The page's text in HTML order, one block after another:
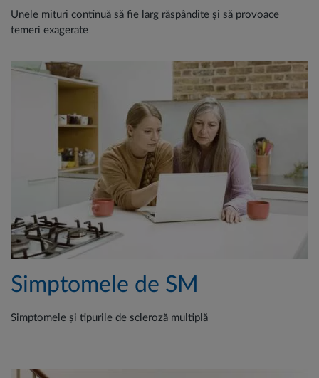
Unele mituri continuă să fie larg răspândite şi să provoace
temeri exagerate
Simptomele de SM
Simptomele și tipurile de scleroză multiplă